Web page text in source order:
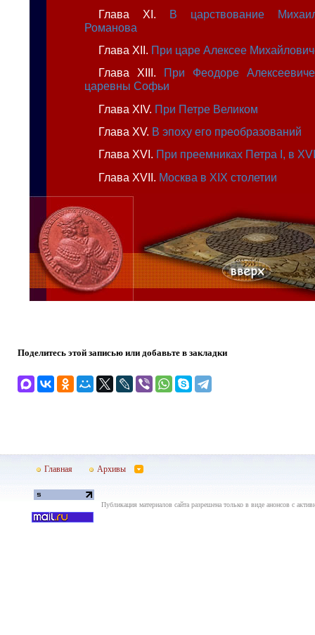
Глава XI. В царствование
Романова
Глава XII. При царе Алексее
Глава XIII. При Феодоре
царевны Софьи
Глава XIV. При Петре Великом
Глава XV. В эпоху его преобразований
Глава XVI. При преемниках Петра I, в
Глава XVII. Москва в XIX столетии
Поделитесь этой записью или добавьте в закладки
Главная Архивы
Публикация материалов сайта разрешена только в виде анонсов с